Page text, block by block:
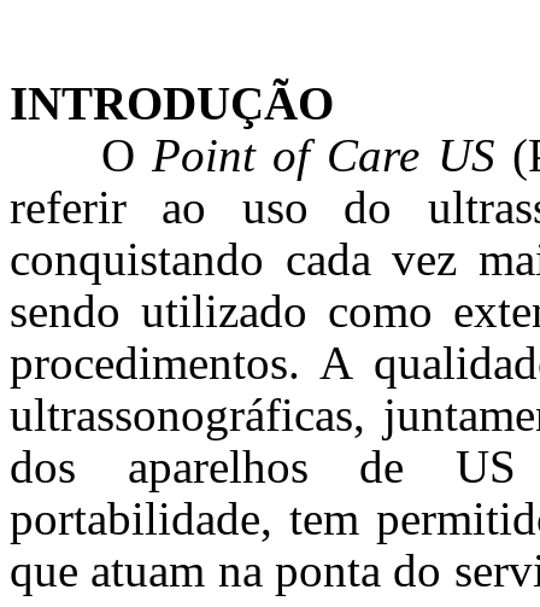
INTRODUÇÃO
O Point of Care US
referir ao uso do
conquistando cada vez
sendo utilizado como
procedimentos. A
ultrassonográficas,
dos aparelhos de US
portabilidade, tem
que atuam na ponta do